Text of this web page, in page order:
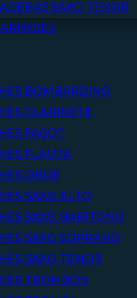
SAXO TENOR
BOMBARDINO
CLARINETE
FAGOT
FLAUTA
OBOE
SAXO ALTO
SAXO BARITONO
SAXO SOPRANO
SAXO TENOR
TROMBÓN